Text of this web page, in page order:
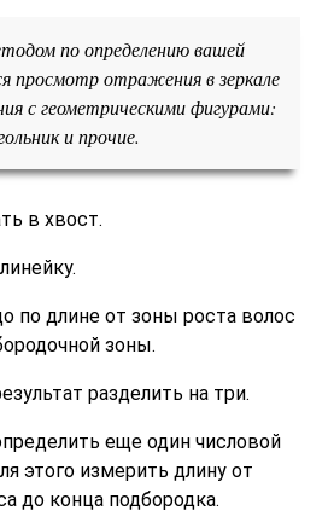
по определению вашей
просмотр отражения в зеркале
с геометрическими фигурами:
и прочие.
в хвост.
по длине от зоны роста волос
зоны.
разделить на три.
еще один числовой
этого измерить длину от
до конца подбородка.